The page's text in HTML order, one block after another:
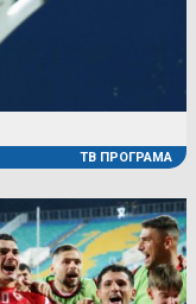
ТВ ПРОГРАМА